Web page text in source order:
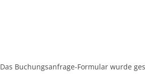
Das Buchungsanfrage-Formular wurde